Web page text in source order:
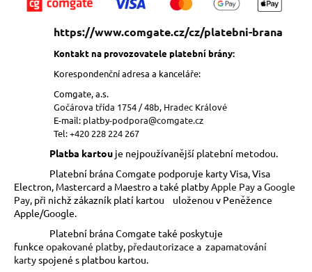
https://www.comgate.cz/cz/platebni-brana
Kontakt na provozovatele platební brány:
Korespondenční adresa a kanceláře:
Comgate, a.s.
Gočárova třída 1754 / 48b, Hradec Králové
E-mail: platby-podpora@comgate.cz
Tel:+420 228 224 267
Platba kartou je nejpoužívanější platební metodou.
Platební brána Comgate podporuje karty Visa, Visa
Electron, Mastercard a Maestro a také platbyApple PayaGoogle
Pay, při nichž zákazník platí kartou uloženou v Peněžence
Apple/Google.
Platební brána Comgate také poskytuje
funkce opakované platby, předautorizace a zapamatování
kartyspojené s platbou kartou.
u
j
e
m
e